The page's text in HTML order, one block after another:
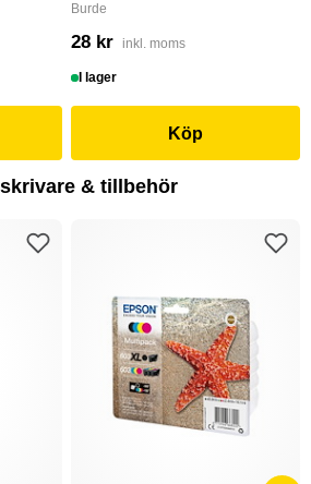
Burde
28 kr inkl. moms
I lager
Köp
& tillbehör